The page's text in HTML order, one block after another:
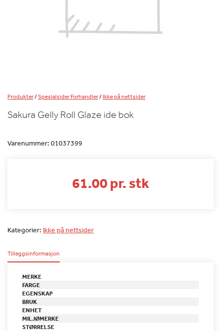
Produkter/Spesialsider Forhandler/Ikke på nettsider
Sakura Gelly Roll Glaze ide bok
Varenummer: 01037399
61.00 pr. stk
Kategorier: Ikke på nettsider
Tilleggsinformasjon
MERKE
FARGE
EGENSKAP
BRUK
ENHET
MILJØMERKE
STØRRELSE